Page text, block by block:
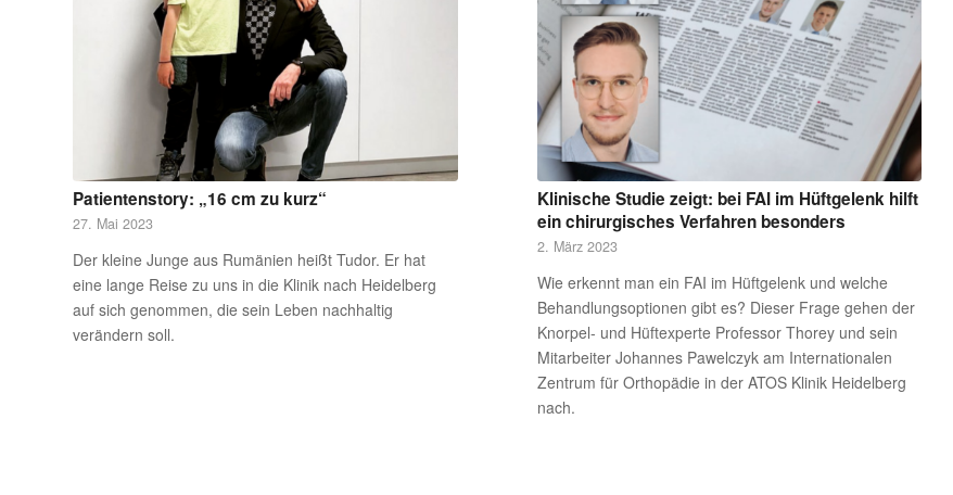
Patientenstory: „16 cm zu kurz“
27. Mai 2023
Der kleine Junge aus Rumänien heißt Tudor. Er hat
eine lange Reise zu uns in die Klinik nach Heidelberg
auf sich genommen, die sein Leben nachhaltig
verändern soll.
Klinische Studie zeigt: bei FAI im Hüftgelenk hilft
ein chirurgisches Verfahren besonders
2. März 2023
Wie erkennt man ein FAI im Hüftgelenk und welche
Behandlungsoptionen gibt es? Dieser Frage gehen der
Knorpel- und Hüftexperte Professor Thorey und sein
Mitarbeiter Johannes Pawelczyk am Internationalen
Zentrum für Orthopädie in der ATOS Klinik Heidelberg
nach.